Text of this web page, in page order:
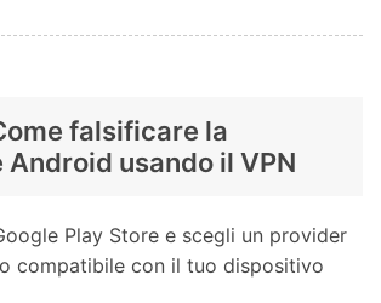
falsificare la
Android usando il VPN
Play Store e scegli un provider
compatibile con il tuo dispositivo